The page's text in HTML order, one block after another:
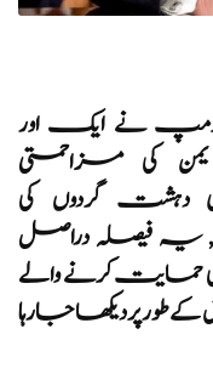
نے ایک اور
کی مزاحمتی
دہشت گردوں کی
فیصلہ دراصل
حمایت کرنے والے
طور پر دیکھا جا رہا